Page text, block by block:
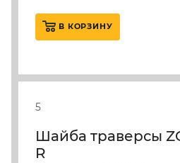
В КОРЗИНУ
5
Шайба траверсы
R